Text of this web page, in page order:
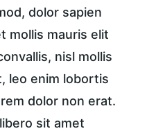
dolor sapien
mollis mauris elit
nisl mollis
leo enim lobortis
dolor non erat.
sit amet